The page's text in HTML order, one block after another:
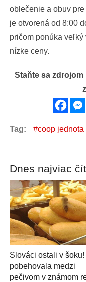
oblečenie a obuv
je otvorená od 8:00
pričom ponúka veľký
nízke ceny.
Staňte sa
Tag: coop jednota
Dnes najviac
Slováci ostali v šoku!
pobehovala medzi
pečivom v známom